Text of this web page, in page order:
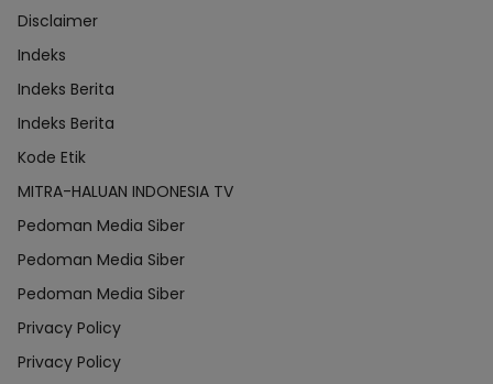
Disclaimer
Indeks
Indeks Berita
Indeks Berita
Kode Etik
MITRA-HALUAN INDONESIA TV
Pedoman Media Siber
Pedoman Media Siber
Pedoman Media Siber
Privacy Policy
Privacy Policy